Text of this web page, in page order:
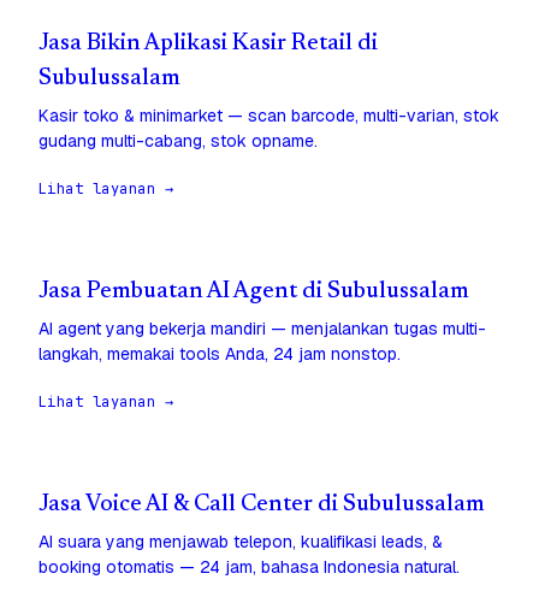
Jasa Bikin Aplikasi Kasir Retail di
Subulussalam
Kasir toko & minimarket — scan barcode, multi-varian, stok
gudang multi-cabang, stok opname.
Lihat layanan →
Jasa Pembuatan AI Agent di Subulussalam
AI agent yang bekerja mandiri — menjalankan tugas multi-
langkah, memakai tools Anda, 24 jam nonstop.
Lihat layanan →
Jasa Voice AI & Call Center di Subulussalam
AI suara yang menjawab telepon, kualifikasi leads, &
booking otomatis — 24 jam, bahasa Indonesia natural.